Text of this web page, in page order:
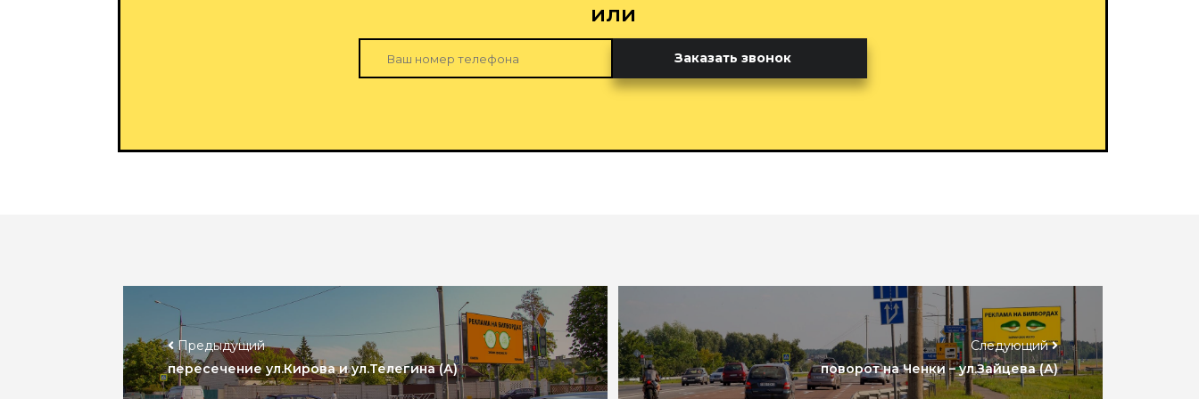
или
Заказать звонок
Предыдущий
пересечение ул.Кирова и ул.Телегина (А)
Следующий
поворот на Ченки – ул.Зайцева (А)